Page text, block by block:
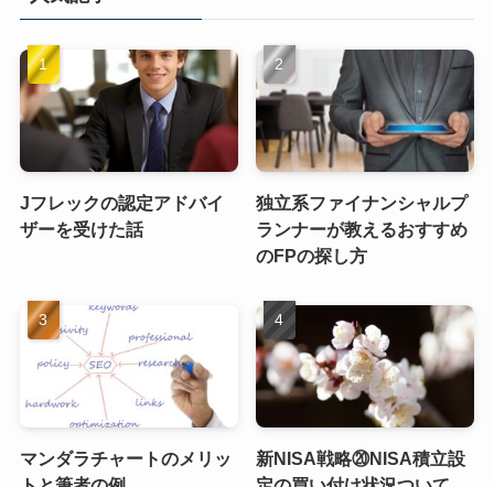
Jフレックの認定アドバイ
ザーを受けた話
独立系ファイナンシャルプ
ランナーが教えるおすすめ
のFPの探し方
マンダラチャートのメリッ
新NISA戦略⑳NISA積立設